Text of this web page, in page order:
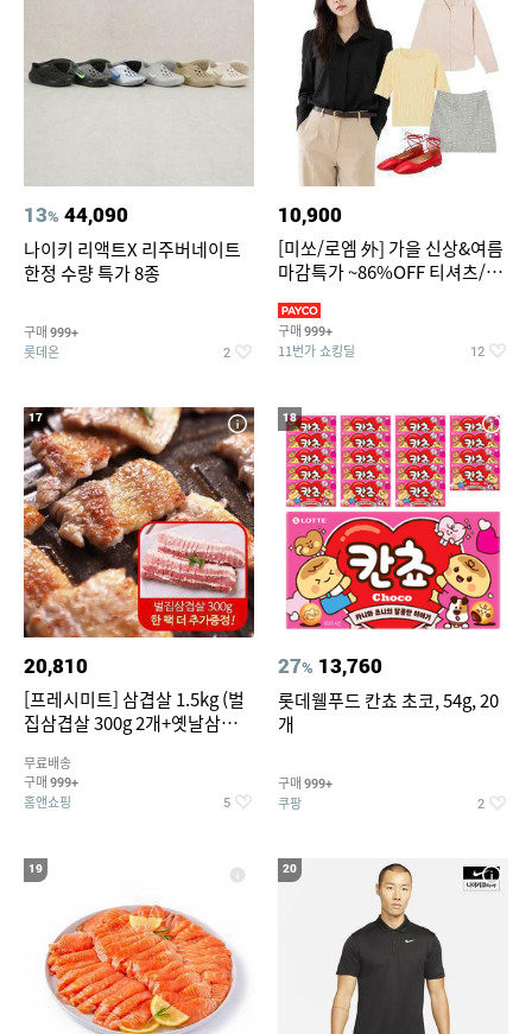
13% 44,090
나이키 리액트X 리주버네이트
한정 수량 특가 8종
구매 999+
롯데온 2
10,900
[미쏘/로엠 外] 가을 신상&여름
마감특가 ~86%OFF 티셔츠/슬
구매 999+
11번가 쇼킹딜 12
17
20,810
[프레시미트] 삼겹살 1.5kg (벌
집삼겹살 300g 2개+옛날삼겹살
팩 추가증정)
무료배송
구매 999+
홈앤쇼핑 5
18
27% 13,760
롯데웰푸드 칸쵸 초코, 54g, 20
개
구매 999+
쿠팡 2
19 20